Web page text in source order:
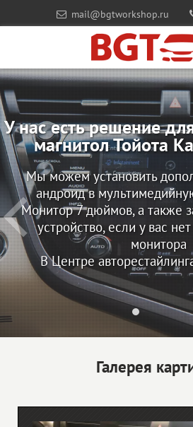
У нас есть решение
магнитол Тойота
Мы можем установить
андроид в
Монитор 7 дюймов, а также
устройство, если у вас
монитора
В Центре
mail@bgtworkshop.ru
Галерея